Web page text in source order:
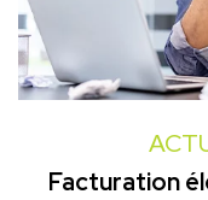
Facturation